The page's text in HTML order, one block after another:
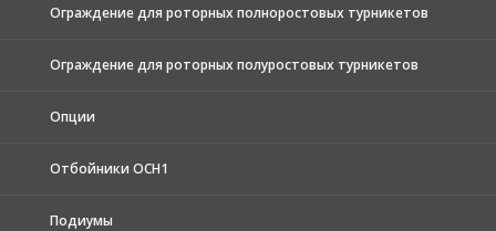
Ограждение для роторных полноростовых турникетов
Ограждение для роторных полуростовых турникетов
Опции
Отбойники ОСН1
Подиумы